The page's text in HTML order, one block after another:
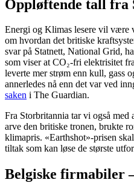
Oppløftende tall fra
Energi og Klimas lesere vil være
om hvordan det britiske
svar på Statnett, National Grid,
som viser at CO₂-fri elektrisitet
leverte mer strøm enn kull, gass
annerledes nå enn det var ved
saken i The Guardian.
Fra Storbritannia tar vi også
arve den britiske tronen, brukte
klimapris. «Earthshot»-prisen
tiltak som kan løse de største
Belgiske firmabiler